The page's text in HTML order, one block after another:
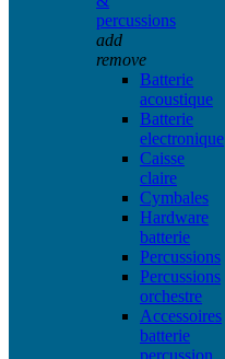
percussions
add
remove
Batterie
acoustique
Batterie
electronique
Caisse
claire
Cymbales
Hardware
batterie
Percussions
Percussions
orchestre
Accessoires
batterie
percussion